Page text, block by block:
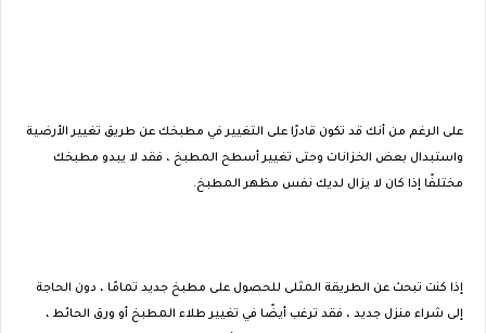
على الرغم من أنك قد تكون قادرًا على التغيير في مطبخك عن طريق تغيير الأرضية
واستبدال بعض الخزانات وحتى تغيير أسطح المطبخ ، فقد لا يبدو مطبخك
مختلفًا إذا كان لا يزال لديك نفس مظهر المطبخ.
إذا كنت تبحث عن الطريقة المثلى للحصول على مطبخ جديد تمامًا ، دون الحاجة
إلى شراء منزل جديد ، فقد ترغب أيضًا في تغيير طلاء المطبخ أو ورق الحائط ،